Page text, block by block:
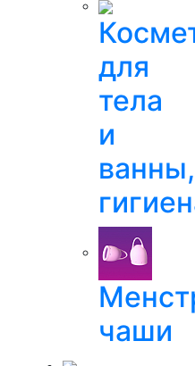
для
тела
и
ванны,
чаши